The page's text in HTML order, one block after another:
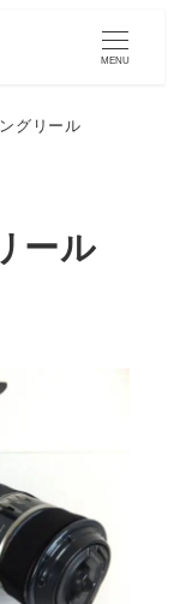
MENU
グリール
ール